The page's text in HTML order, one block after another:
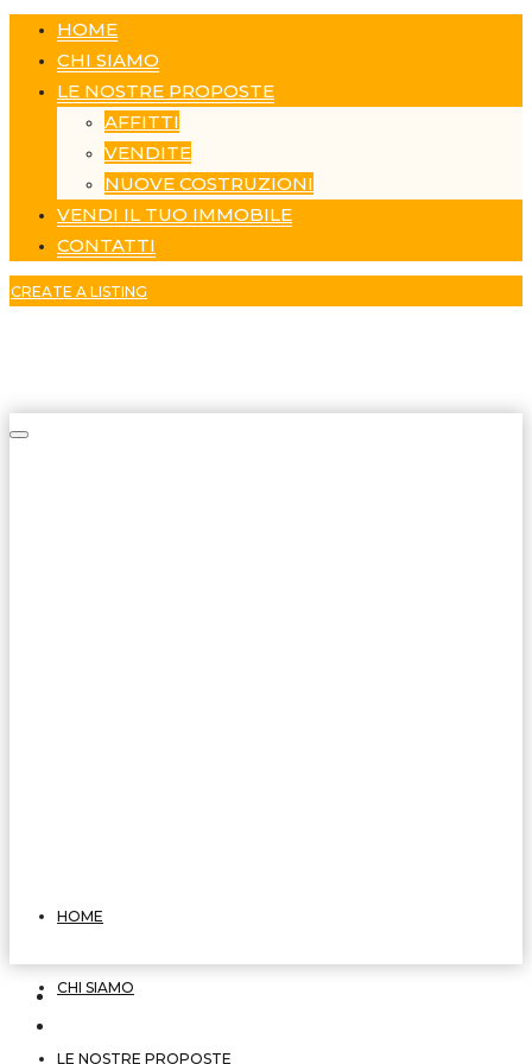
HOME
CHI SIAMO
LE NOSTRE PROPOSTE
AFFITTI
VENDITE
NUOVE COSTRUZIONI
VENDI IL TUO IMMOBILE
CONTATTI
CREATE A LISTING
HOME
CHI SIAMO
LE NOSTRE PROPOSTE